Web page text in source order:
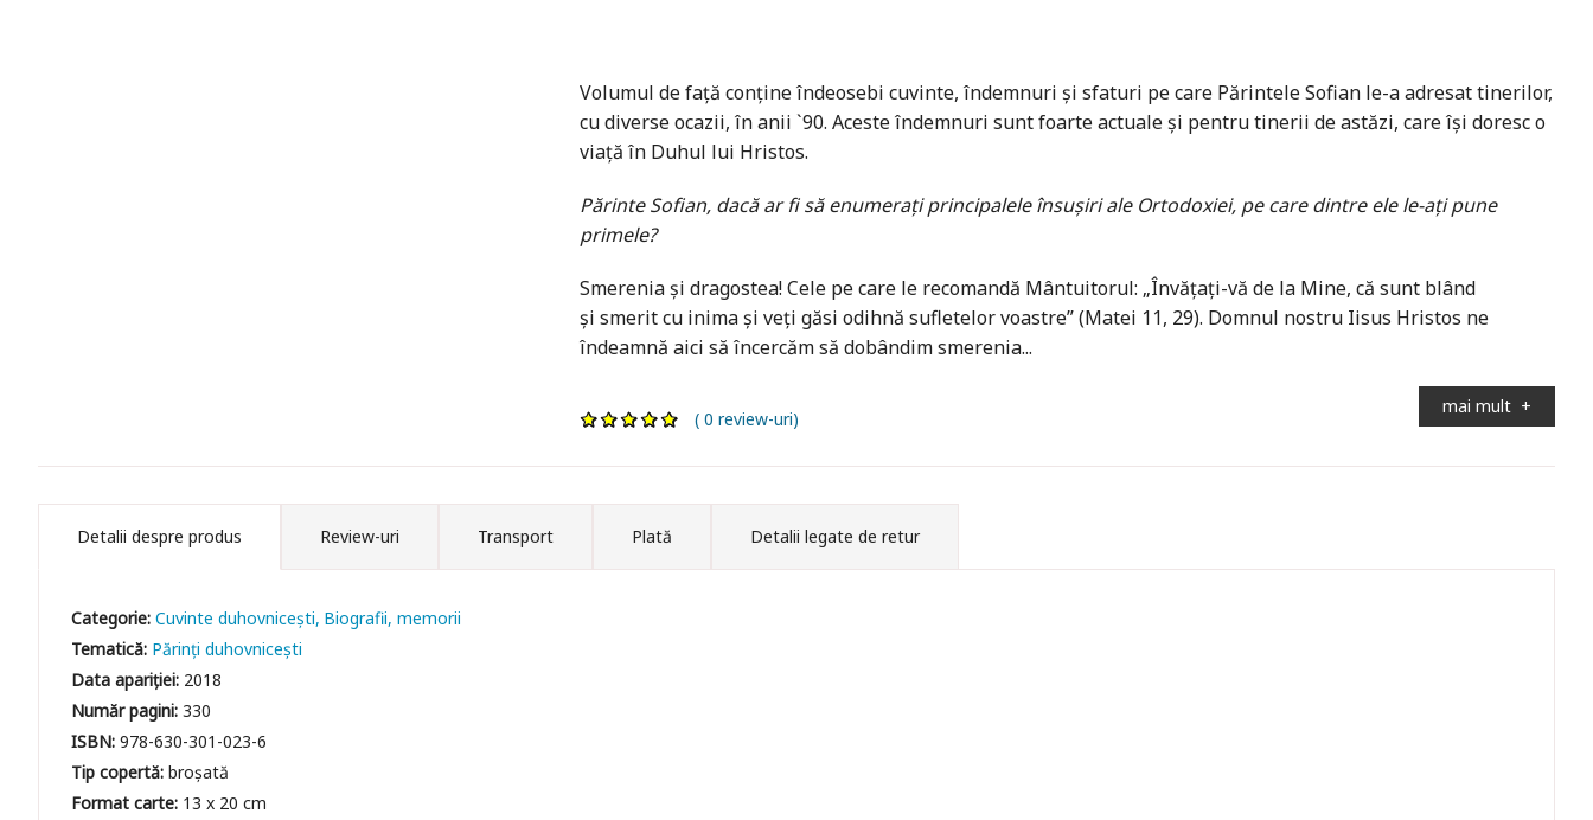
Volumul de față conține îndeosebi cuvinte, îndemnuri și sfaturi pe care Părintele Sofian le-a adresat tinerilor,
cu diverse ocazii, în anii `90. Aceste îndemnuri sunt foarte actuale și pentru tinerii de astăzi, care își doresc o
viață în Duhul lui Hristos.
Părinte Sofian, dacă ar fi să enumerați principalele însușiri ale Ortodoxiei, pe care dintre ele le-ați pune
primele?
Smerenia și dragostea! Cele pe care le recomandă Mântuitorul: „Învățați-vă de la Mine, că sunt blând
și smerit cu inima și veți găsi odihnă sufletelor voastre” (Matei 11, 29). Domnul nostru Iisus Hristos ne
îndeamnă aici să încercăm să dobândim smerenia...
mai mult +
( 0 review-uri)
Detalii despre produs Review-uri Transport Plată Detalii legate de retur
Categorie:Cuvinte duhovniceşti Biografii, memorii
Tematică: Părinți duhovnicești
Data apariției: 2018
Număr pagini:330
ISBN:978-630-301-023-6
Tip copertă:broșată
Format carte: 13 x 20 cm